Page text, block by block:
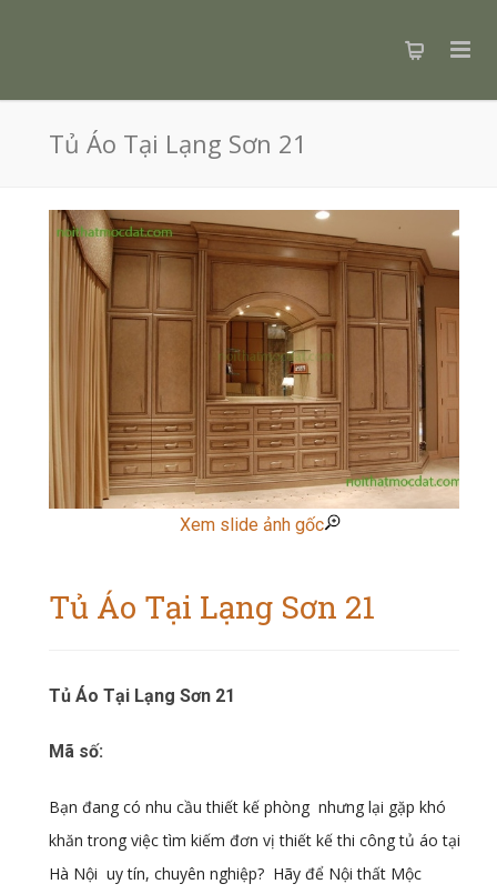
Tủ Áo Tại Lạng Sơn 21
Xem slide ảnh gốc
Tủ Áo Tại Lạng Sơn 21
Tủ Áo Tại Lạng Sơn 21
Mã số:
Bạn đang có nhu cầu thiết kế phòng nhưng lại gặp khó
khăn trong việc tìm kiếm đơn vị thiết kế thi công tủ áo tại
Hà Nội uy tín, chuyên nghiệp? Hãy để Nội thất Mộc